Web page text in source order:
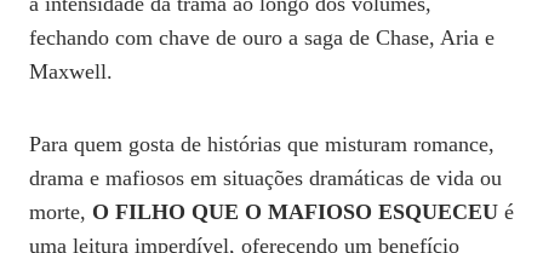
fechando com chave de ouro a saga de Chase, Aria e
Maxwell.
Para quem gosta de histórias que misturam romance,
drama e mafiosos em situações dramáticas de vida ou
morte, O FILHO QUE O MAFIOSO ESQUECEU é
uma leitura imperdível, oferecendo um benefício